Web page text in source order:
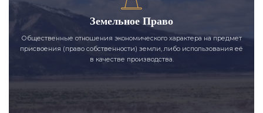
Земельное Право
Общественные отношения экономического характера на предмет
присвоения (право собственности) земли, либо использования её
в качестве производства.